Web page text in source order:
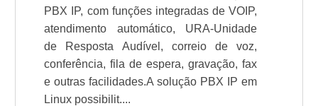
PBX IP, com funções integradas de VOIP,
atendimento automático, URA-Unidade
de Resposta Audível, correio de voz,
conferência, fila de espera, gravação, fax
e outras facilidades.A solução PBX IP em
Linux possibilit....